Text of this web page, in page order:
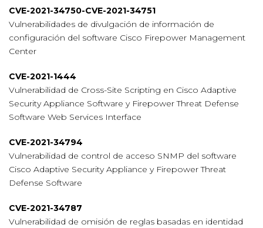
CVE-2021-34750-CVE-2021-34751
Vulnerabilidades de divulgación de información de
configuración del software Cisco Firepower Management
Center
CVE-2021-1444
Vulnerabilidad de Cross-Site Scripting en Cisco Adaptive
Security Appliance Software y Firepower Threat Defense
Software Web Services Interface
CVE-2021-34794
Vulnerabilidad de control de acceso SNMP del software
Cisco Adaptive Security Appliance y Firepower Threat
Defense Software
CVE-2021-34787
Vulnerabilidad de omisión de reglas basadas en identidad